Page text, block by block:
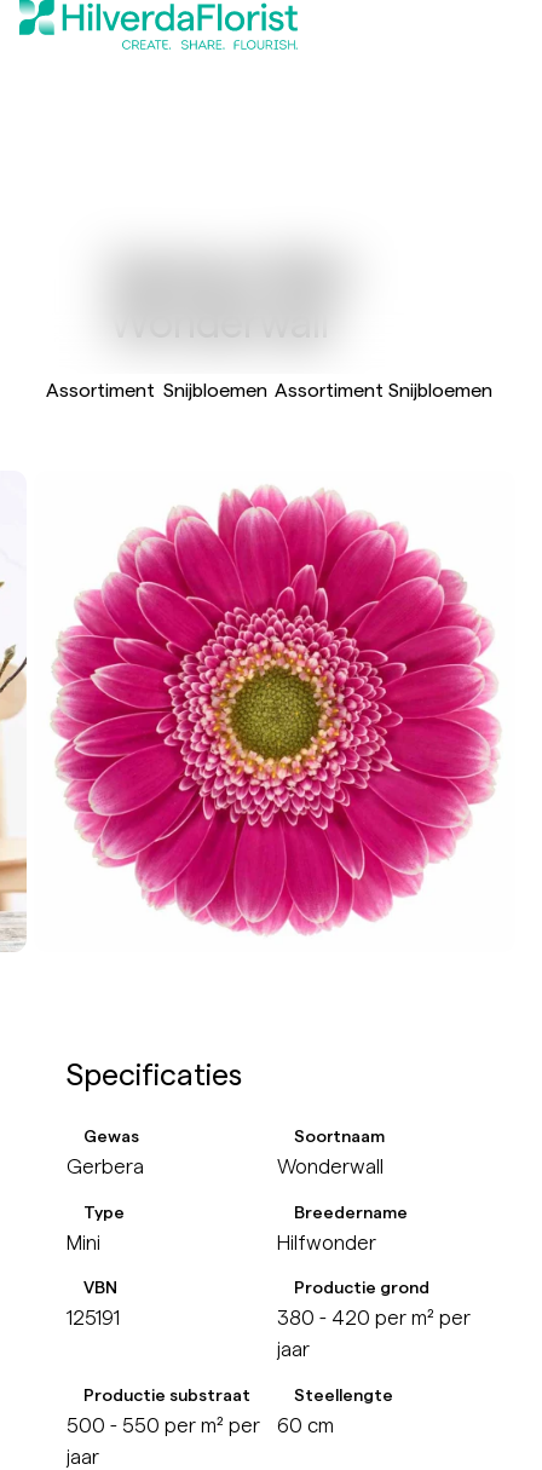
Assortiment Snijbloemen Assortiment Snijbloemen
Specificaties
Gewas
Gerbera
Soortnaam
Wonderwall
Type
Mini
Breedername
Hilfwonder
VBN
125191
Productie grond
380 - 420 per m² per
jaar
Productie substraat
500 - 550 per m² per
jaar
Steellengte
60 cm